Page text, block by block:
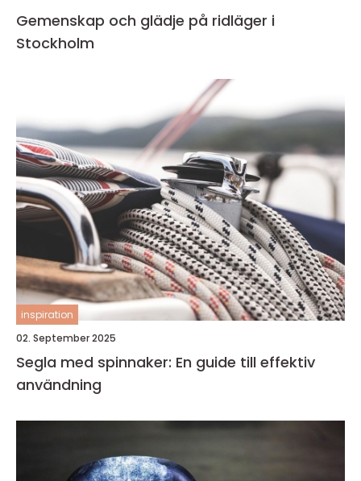
Gemenskap och glädje på ridläger i
Stockholm
inspiration
02. September 2025
Segla med spinnaker: En guide till effektiv
användning